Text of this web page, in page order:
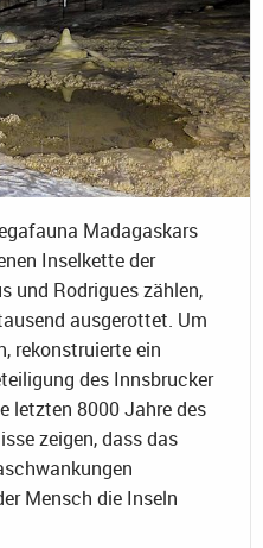
Madagaskars
Inselkette der
und Rodrigues zählen,
ausgerottet. Um
rekonstruierte ein
des Innsbrucker
letzten 8000 Jahre des
zeigen, dass das
Mensch die Inseln